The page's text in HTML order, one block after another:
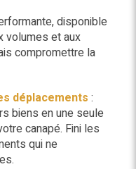
disponible
volumes et aux
compromettre la
déplacements :
biens en une seule
canapé. Fini les
qui ne